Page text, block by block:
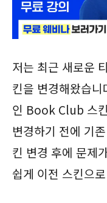
저는 최근 새로운
킨을 변경해왔습
인 Book Club 스
변경하기 전에 기
킨 변경 후에 문제
쉽게 이전 스킨으